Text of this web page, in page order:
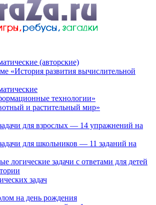
(авторские)
«История развития вычислительной
технологии»
и растительный мир»
для взрослых — 14 упражнений на
для школьников — 11 заданий на
логические задачи с ответами для детей
задач
на день рождения